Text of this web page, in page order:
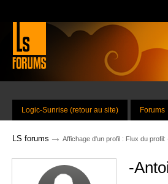
Logic-Sunrise (retour au site) Forums
LS forums → Affichage d'un profil : Flux du profil:
-